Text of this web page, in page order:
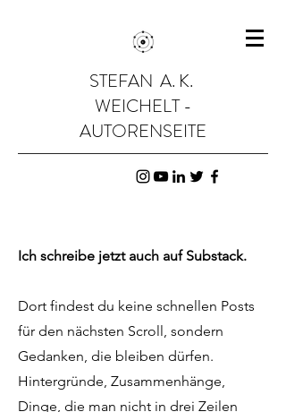
STEFAN A. K.
WEICHELT -
AUTORENSEITE
Ich schreibe jetzt auch auf Substack.
Dort findest du keine schnellen Posts
für den nächsten Scroll, sondern
Gedanken, die bleiben dürfen.
Hintergründe, Zusammenhänge,
Dinge, die man nicht in drei Zeilen